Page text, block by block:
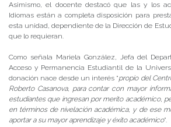
Asimismo, el docente destacó que las y los
Idiomas están a completa disposición para
esta unidad, dependiente de la Dirección de
que lo requieran.
Como señala Mariela González, Jefa del
Acceso y Permanencia Estudiantil de la
donación nace desde un interés “propio del
Roberto Casanova, para contar con mayor
estudiantes que ingresan por merito académico,
en términos de nivelación académica, y de ese
aportar a su mayor aprendizaje y éxito académico”.